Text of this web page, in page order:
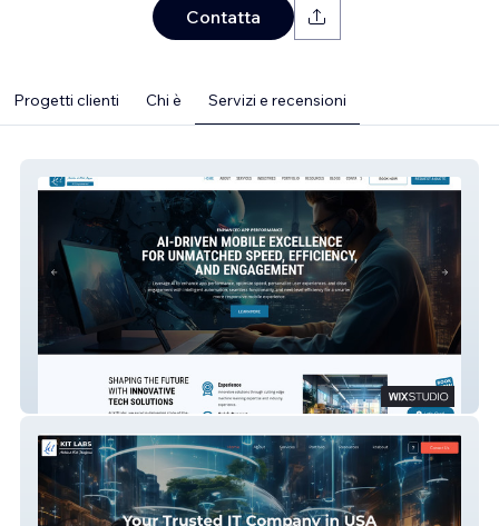
Contatta
Progetti clienti Chi è Servizi e recensioni
KRESCENT GLOBAL